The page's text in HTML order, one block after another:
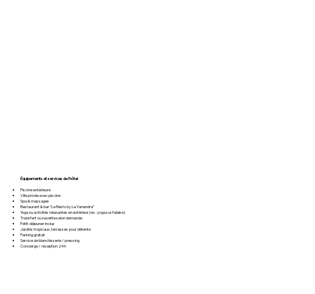
Équipements et services de l’hôtel
Piscine extérieure
Villa privée avec piscine
Spa & massages
Restaurant & bar “Le Resto by Le Yanandra”
Yoga ou activités relaxantes en extérieur (ex : yoga sur falaise)
Transfert ou navette selon demande
Petit-déjeuner inclus
Jardins tropicaux, terrasses pour détente
Parking gratuit
Service de blanchisserie / pressing
Concierge / réception 24h